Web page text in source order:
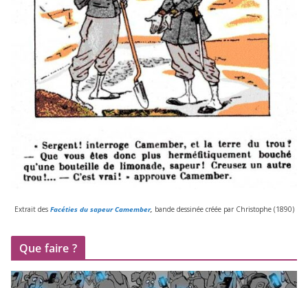
Extrait desFacéties du sapeur Camember, bande des­si­née créée par Christophe (1890)
Que faire ?